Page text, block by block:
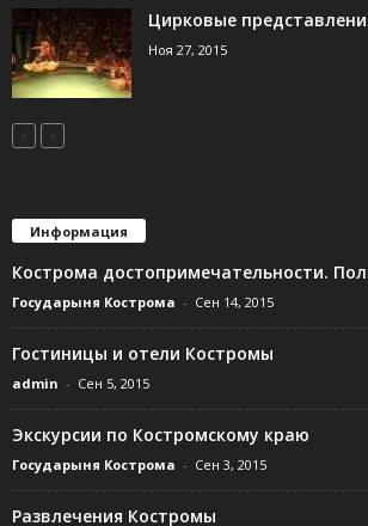
Цирковые
Ноя 27, 2015
Информация
Кострома достопримечательности.
Государыня Кострома - Сен 14, 2015
Гостиницы и отели Костромы
admin - Сен 5, 2015
Экскурсии по Костромскому краю
Государыня Кострома - Сен 3, 2015
Развлечения Костромы